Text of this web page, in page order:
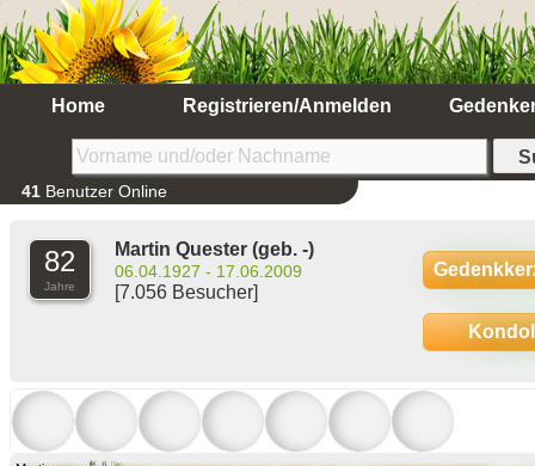
Home Registrieren/Anmelden
41 Benutzer Online
82
Jahre
Martin Quester (geb. -)
06.04.1927 - 17.06.2009
[7.056 Besucher]